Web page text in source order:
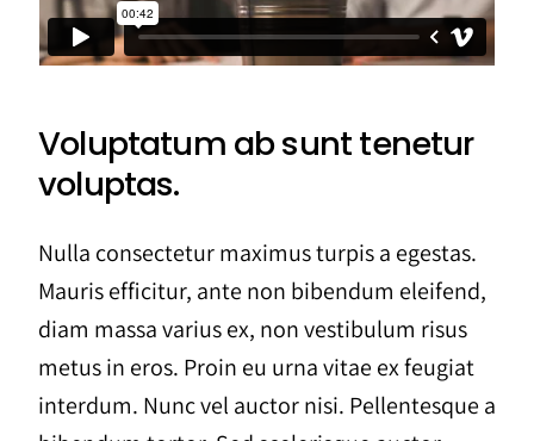
Voluptatum ab sunt tenetur
voluptas.
Nulla consectetur maximus turpis a egestas.
Mauris efficitur, ante non bibendum eleifend,
diam massa varius ex, non vestibulum risus
metus in eros. Proin eu urna vitae ex feugiat
interdum. Nunc vel auctor nisi. Pellentesque a